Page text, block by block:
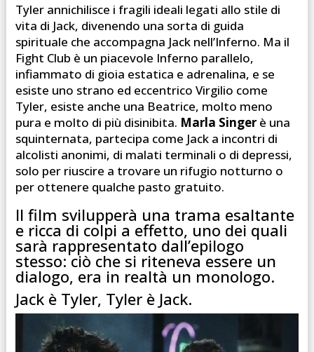
Tyler annichilisce i fragili ideali legati allo stile di
vita di Jack, divenendo una sorta di guida
spirituale che accompagna Jack nell’Inferno. Ma il
Fight Club è un piacevole Inferno parallelo,
infiammato di gioia estatica e adrenalina, e se
esiste uno strano ed eccentrico Virgilio come
Tyler, esiste anche una Beatrice, molto meno
pura e molto di più disinibita. Marla Singerè una
squinternata, partecipa come Jack a incontri di
alcolisti anonimi, di malati terminali o di depressi,
solo per riuscire a trovare un rifugio notturno o
per ottenere qualche pasto gratuito.
Il film svilupperà una trama esaltante
e ricca di colpi a effetto, uno dei quali
sarà rappresentato dall’epilogo
stesso: ciò che si riteneva essere un
dialogo, era in realtà un monologo.
Jack è Tyler, Tyler è Jack.